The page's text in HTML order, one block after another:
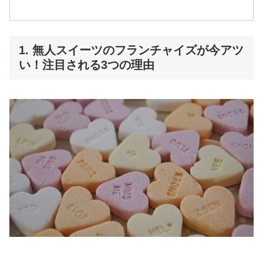
1. 無人スイーツのフランチャイズが今アツ
い！注目される3つの理由